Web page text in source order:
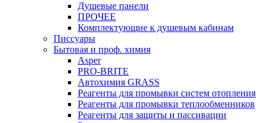
Душевые панели
ПРОЧЕЕ
Комплектующие к душевым кабинам
Писсуары
Бытовая и проф. химия
Asper
PRO-BRITE
Автохимия GRASS
Реагенты для промывки систем отопления
Реагенты для промывки теплообменников
Реагенты для защиты и пассивации